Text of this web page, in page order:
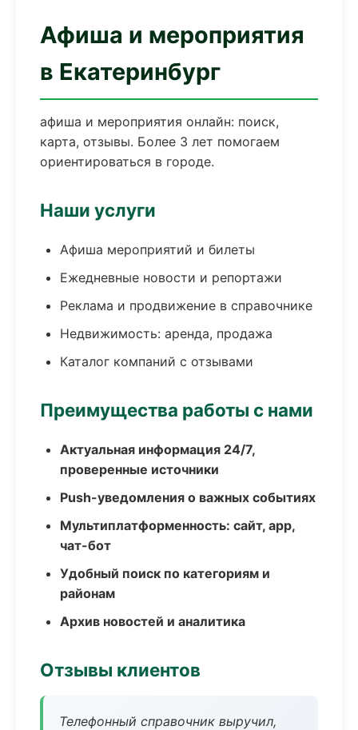
Афиша и мероприятия
в Екатеринбург
афиша и мероприятия онлайн: поиск,
карта, отзывы. Более 3 лет помогаем
ориентироваться в городе.
Наши услуги
Афиша мероприятий и билеты
Ежедневные новости и репортажи
Реклама и продвижение в справочнике
Недвижимость: аренда, продажа
Каталог компаний с отзывами
Преимущества работы с нами
Актуальная информация 24/7,
проверенные источники
Push-уведомления о важных событиях
Мультиплатформенность: сайт, app,
чат-бот
Удобный поиск по категориям и
районам
Архив новостей и аналитика
Отзывы клиентов
Телефонный справочник выручил,